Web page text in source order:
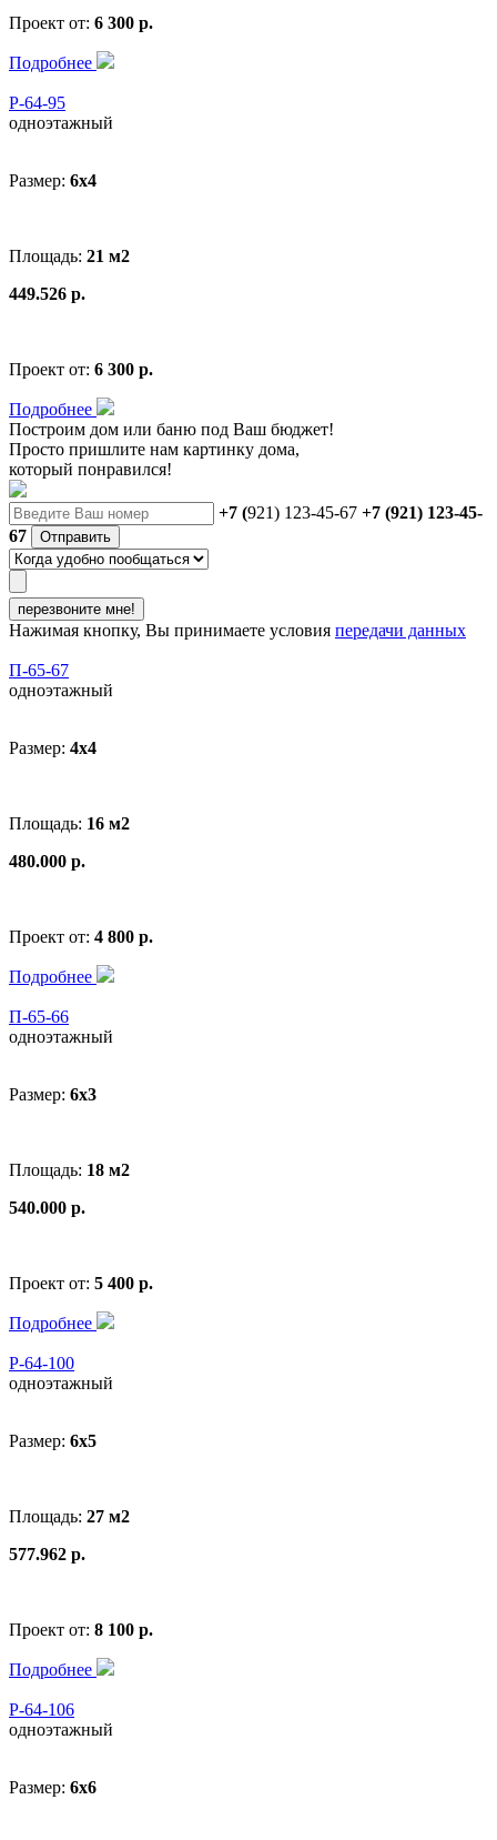
Проект от: 6 300 р.
Подробнее
Р-64-95
одноэтажный
Размер: 6x4
Площадь: 21 м2
449.526 р.
Проект от: 6 300 р.
Подробнее
Построим дом или баню под Ваш бюджет!
Просто пришлите нам картинку дома,
который понравился!
+7 (921) 123-45-67 +7 (921) 123-45-
67
Отправить
перезвоните мне!
Нажимая кнопку, Вы принимаете условия передачи данных
П-65-67
одноэтажный
Размер: 4x4
Площадь: 16 м2
480.000 р.
Проект от: 4 800 р.
Подробнее
П-65-66
одноэтажный
Размер: 6x3
Площадь: 18 м2
540.000 р.
Проект от: 5 400 р.
Подробнее
Р-64-100
одноэтажный
Размер: 6x5
Площадь: 27 м2
577.962 р.
Проект от: 8 100 р.
Подробнее
Р-64-106
одноэтажный
Размер: 6x6